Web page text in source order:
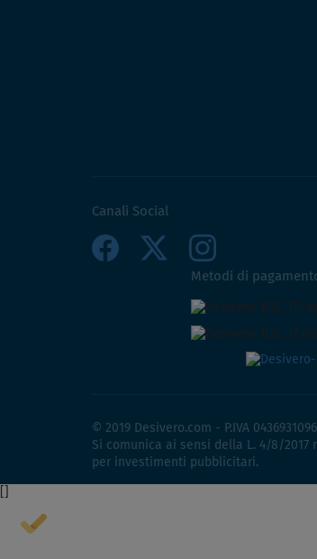
Canali Social
Metodi di
© 2019 Desivero.com - P.IVA
Si comunica ai sensi della L. 4/8/2017
per investimenti pubblicitari.